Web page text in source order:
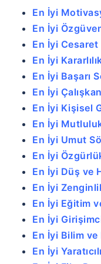
En İyi
En İyi
En İyi Cesaret
En İyi
En İyi Başarı
En İyi
En İyi Kişisel
En İyi
En İyi Umut
En İyi
En İyi Düş ve
En İyi
En İyi Eğitim
En İyi
En İyi Bilim
En İyi